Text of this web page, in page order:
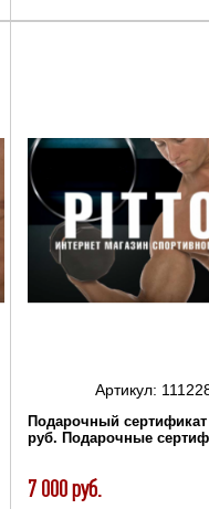
Артикул:
Подарочный сертификат
руб. Подарочные
7 000 руб.